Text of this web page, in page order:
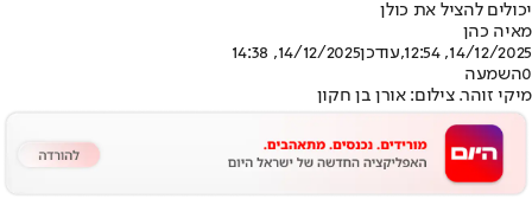
יכולים להציל את כולן
מאיה כהן
14/12/2025, 12:54
,עודכן14/12/2025, 14:38
0השמעה
מיקי זוהר. צילום: אורן בן חקון